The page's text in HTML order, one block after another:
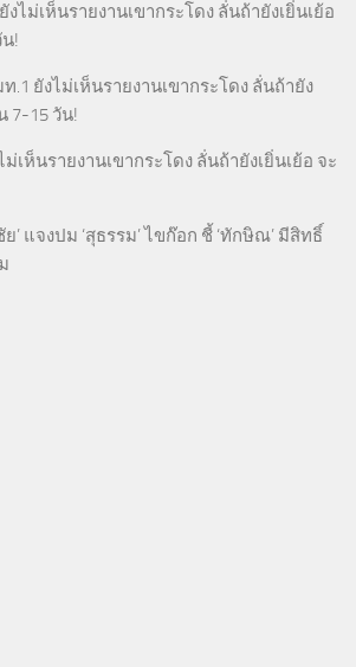
งไม่เห็นรายงานเขากระโดง ลั่นถ้ายังเยิ่นเย้อ
!
ท.1 ยังไม่เห็นรายงานเขากระโดง ลั่นถ้ายัง
7-15 วัน!
ม่เห็นรายงานเขากระโดง ลั่นถ้ายังเยิ่นเย้อ จะ
ย’ แจงปม ‘สุธรรม’ ไขก๊อก ชี้ ‘ทักษิณ’ มีสิทธิ์